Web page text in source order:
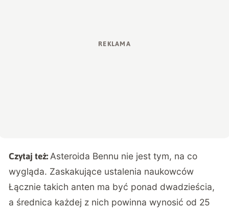
Czytaj też:Asteroida Bennu nie jest tym, na co
wygląda. Zaskakujące ustalenia naukowców
Łącznie takich anten ma być ponad dwadzieścia,
a średnica każdej z nich powinna wynosić od 25